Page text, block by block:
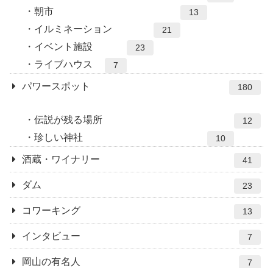
朝市 13
イルミネーション 21
イベント施設 23
ライブハウス 7
パワースポット 180
伝説が残る場所 12
珍しい神社 10
酒蔵・ワイナリー 41
ダム 23
コワーキング 13
インタビュー 7
岡山の有名人 7